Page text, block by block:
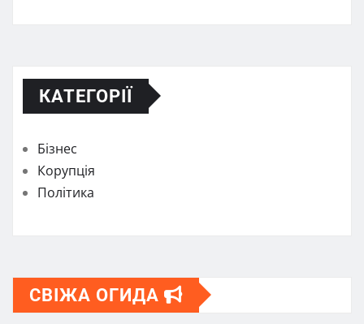
КАТЕГОРІЇ
Бізнес
Корупція
Політика
СВІЖА ОГИДА